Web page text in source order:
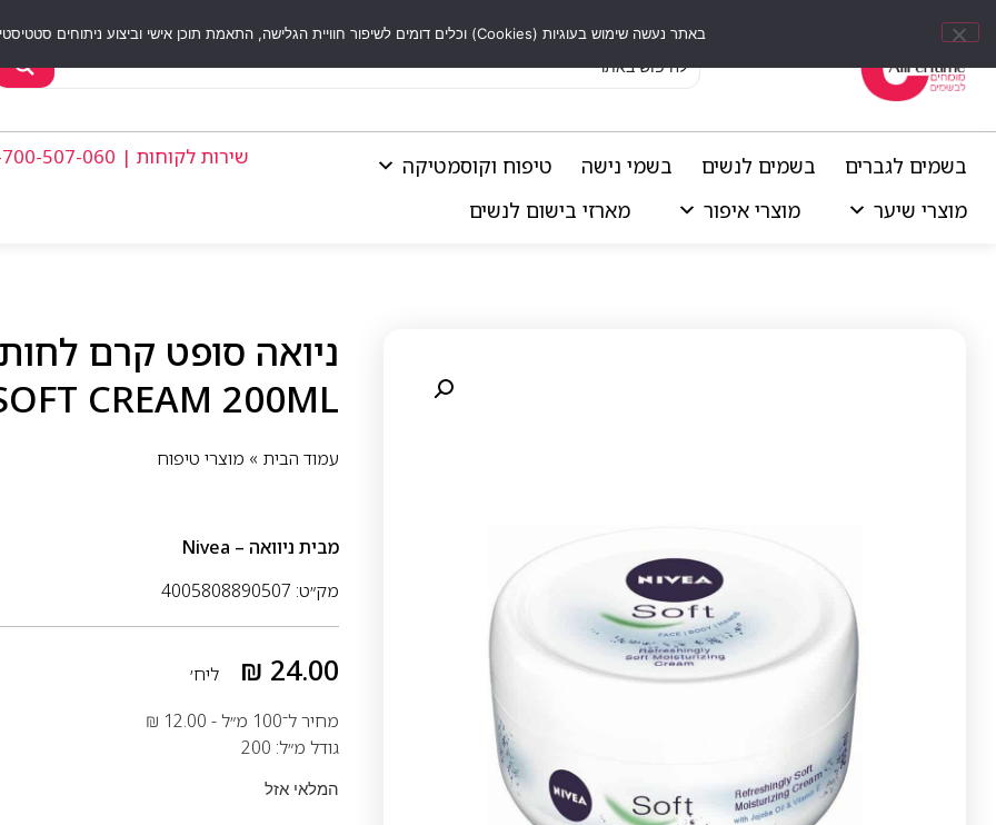
בשמים לגברים בשמים לנשים בשמי נישה
טיפוח וקוסמטיקה
מוצרי שיער
מוצרי איפור מארזי בישום לנשים
שירות לקוחות | 1-700-507-060
CREAM 200ML
עמוד הבית » מוצרי טיפוח
מבית ניוואה – Nivea
מק״ט: 4005808890507
₪ 24.00
ליח׳
מחיר ל־100 מ״ל -
₪ 12.00
גודל מ״ל: 200
המלאי אזל
באתר נעשה שימוש בעוגיות (Cookies) וכלים דומים לשיפור חוויית הגלישה, התאמת תוכן אישי וביצוע ניתוחים סטטיסטיים.